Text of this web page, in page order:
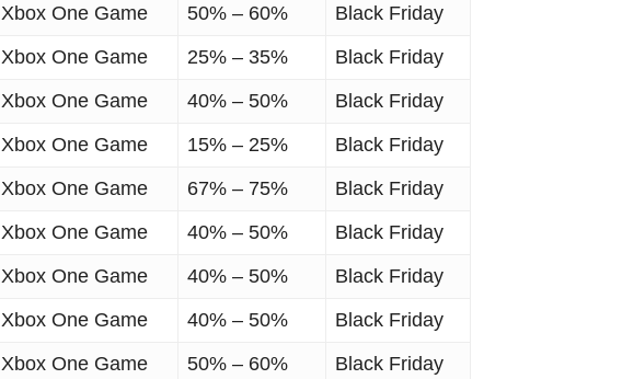
Xbox One Game 50% – 60%
Black Friday
Xbox One Game 25% – 35%
Black Friday
Xbox One Game 40% – 50%
Black Friday
Xbox One Game 15% – 25%
Black Friday
Xbox One Game 67% – 75%
Black Friday
Xbox One Game 40% – 50%
Black Friday
Xbox One Game 40% – 50%
Black Friday
Xbox One Game 40% – 50%
Black Friday
Xbox One Game 50% – 60% Black Friday